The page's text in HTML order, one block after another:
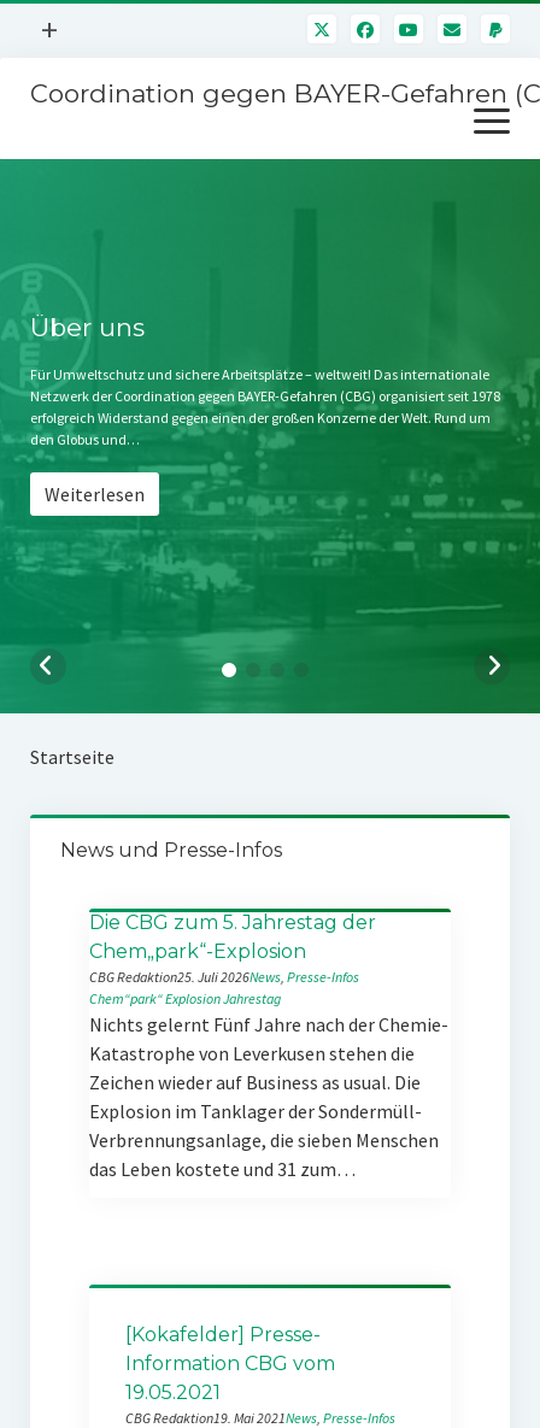
Menü
+
Mitmachen
Kontakt
Impressum
Störfälle
Coordination gegen BAYER-Gefahren
Menü
öffnen
Stichwort BAYER
Jahrestagung
SPENDEN
Über uns
Für Umweltschutz und sichere Arbeitsplätze – weltweit! Das internationale
Netzwerk der Coordination gegen BAYER-Gefahren (CBG) organisiert seit 1978
erfolgreich Widerstand gegen einen der großen Konzerne der Welt. Rund um
den Globus und…
Weiterlesen
Startseite
News und Presse-Infos
Die CBG zum 5. Jahrestag der
Chem„park“-Explosion
CBG Redaktion25. Juli 2026News, Presse-Infos
Chem“park“ExplosionJahrestag
Nichts gelernt Fünf Jahre nach der Chemie-
Katastrophe von Leverkusen stehen die
Zeichen wieder auf Business as usual. Die
Explosion im Tanklager der Sondermüll-
Verbrennungsanlage, die sieben Menschen
das Leben kostete und 31 zum…
[Kokafelder] Presse-
Information CBG vom
19.05.2021
CBG Redaktion19. Mai 2021News, Presse-Infos